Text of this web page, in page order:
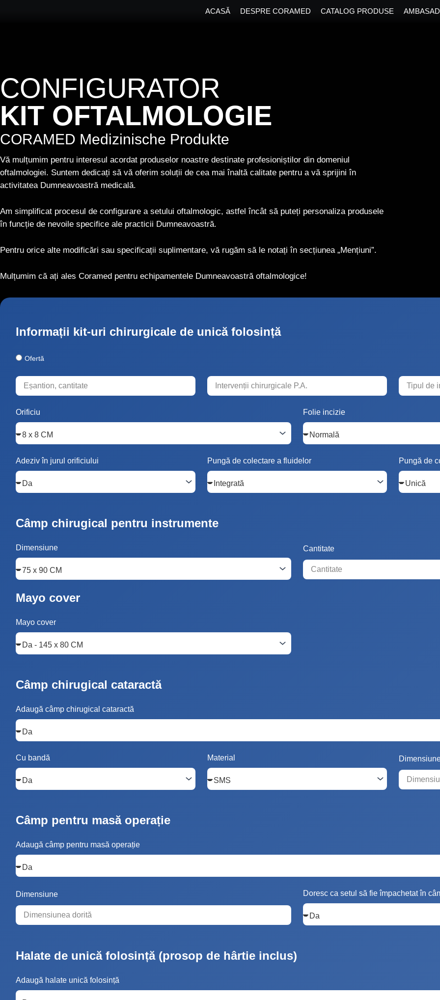
ACASĂ DESPRE CORAMED CATALOG PRODUSE
CONFIGURATOR
KIT OFTALMOLOGIE
CORAMED Medizinische Produkte
Vă mulțumim pentru interesul acordat produselor noastre destinate profesioniștilor din domeniul
oftalmologiei. Suntem dedicați să vă oferim soluții de cea mai înaltă calitate pentru a vă sprijini în
activitatea Dumneavoastră medicală.
Am simplificat procesul de configurare a setului oftalmologic, astfel încât să puteți personaliza produsele
în funcție de nevoile specifice ale practicii Dumneavoastră.
Pentru orice alte modificări sau specificații suplimentare, vă rugăm să le notați în secțiunea „Mențiuni”.
Mulțumim că ați ales Coramed pentru echipamentele Dumneavoastră oftalmologice!
Informații kit-uri chirurgicale de unică folosință
Ofertă
Orificiu Folie incizie
Adeziv în jurul orificiului Pungă de colectare a fluidelor Pungă de
Câmp chirugical pentru instrumente
Dimensiune Cantitate
Mayo cover
Mayo cover
Câmp chirugical cataractă
Adaugă câmp chirugical cataractă
Cu bandă Material
Câmp pentru masă operație
Adaugă câmp pentru masă operație
Dimensiune Doresc ca setul să fie împachetat în
Halate de unică folosință (prosop de hârtie inclus)
Adaugă halate unică folosință